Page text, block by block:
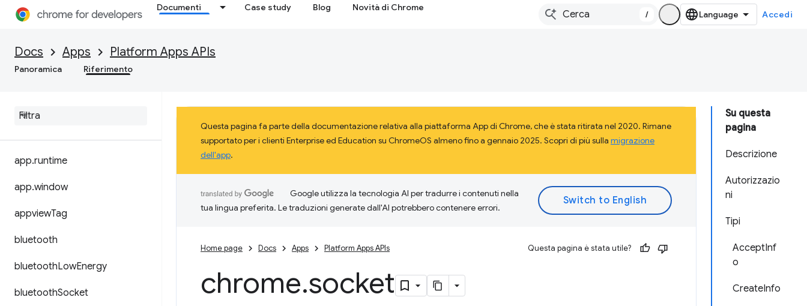
Documenti Case study Blog Novità di Chrome
/ Accedi
Docs Apps Platform Apps APIs
Panoramica Riferimento
app.runtime
app.window
appviewTag
bluetooth
bluetoothLowEnergy
bluetoothSocket
Su questa
pagina
Descrizione
Autorizzazio
ni
Tipi
AcceptInf
o
CreateInfo
Questa pagina fa parte della documentazione relativa alla piattaforma App di Chrome, che è stata ritirata nel 2020. Rimane
supportato per i clienti Enterprise ed Education su ChromeOS almeno fino a gennaio 2025. Scopri di più sulla migrazione
dell'app.
Google utilizza la tecnologia AI per tradurre i contenuti nella
tua lingua preferita. Le traduzioni generate dall'AI potrebbero contenere errori.
Home page Docs Apps Platform Apps APIs Questa pagina è stata utile?
chrome.socket